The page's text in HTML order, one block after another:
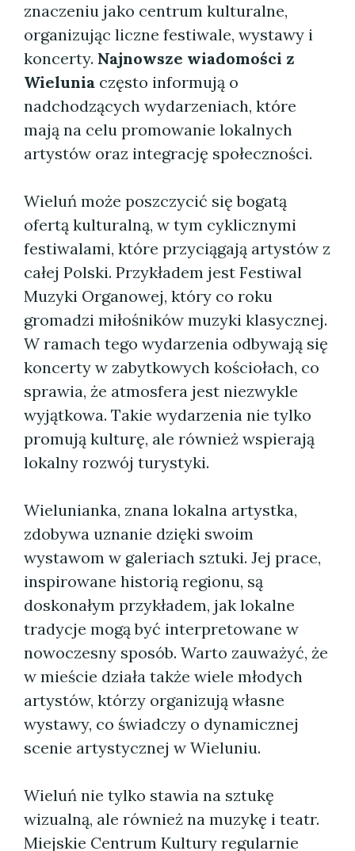
znaczeniu jako centrum kulturalne,
organizując liczne festiwale, wystawy i
koncerty. Najnowsze wiadomości z
Wielunia często informują o
nadchodzących wydarzeniach, które
mają na celu promowanie lokalnych
artystów oraz integrację społeczności.
Wieluń może poszczycić się bogatą
ofertą kulturalną, w tym cyklicznymi
festiwalami, które przyciągają artystów z
całej Polski. Przykładem jest Festiwal
Muzyki Organowej, który co roku
gromadzi miłośników muzyki klasycznej.
W ramach tego wydarzenia odbywają się
koncerty w zabytkowych kościołach, co
sprawia, że atmosfera jest niezwykle
wyjątkowa. Takie wydarzenia nie tylko
promują kulturę, ale również wspierają
lokalny rozwój turystyki.
Wielunianka, znana lokalna artystka,
zdobywa uznanie dzięki swoim
wystawom w galeriach sztuki. Jej prace,
inspirowane historią regionu, są
doskonałym przykładem, jak lokalne
tradycje mogą być interpretowane w
nowoczesny sposób. Warto zauważyć, że
w mieście działa także wiele młodych
artystów, którzy organizują własne
wystawy, co świadczy o dynamicznej
scenie artystycznej w Wieluniu.
Wieluń nie tylko stawia na sztukę
wizualną, ale również na muzykę i teatr.
Miejskie Centrum Kultury regularnie